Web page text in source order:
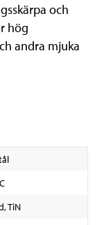
och
hög
andra mjuka
TiN